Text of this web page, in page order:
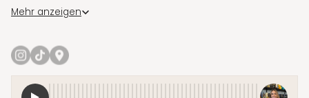
Nischenmarken.
zeigen neue Düfte, Bestellungen und den Alltag im Store.
Unser Ziel: hochwertige Nischenparfums für eine neue
und mit echter Leidenschaft.
Mehr anzeigen